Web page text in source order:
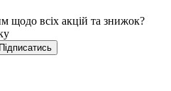
щодо всіх акцій та знижок?
Підписатись